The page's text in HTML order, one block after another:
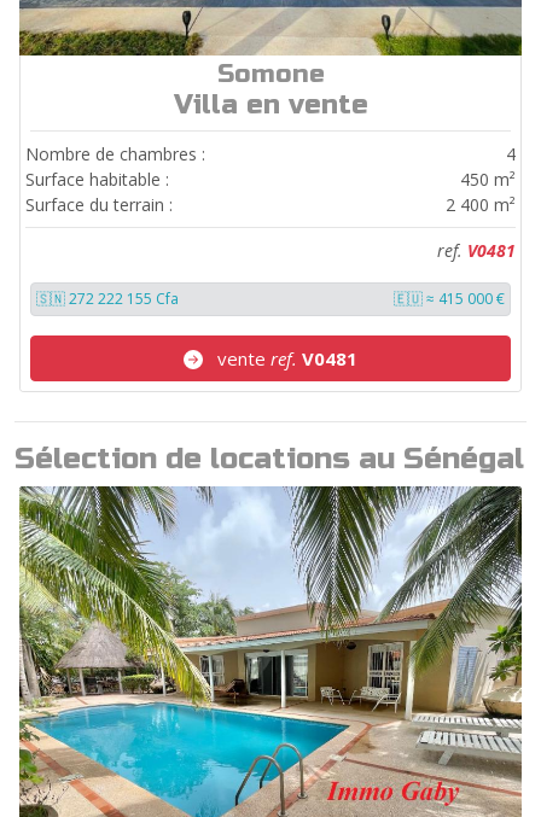
Somone
Villa en vente
Nombre de chambres :
4
Surface habitable :
450 m²
Surface du terrain :
2 400 m²
ref. V0481
🇸🇳 272 222 155 Cfa 🇪🇺 ≈ 415 000 €
vente ref. V0481
Sélection de locations au Sénégal